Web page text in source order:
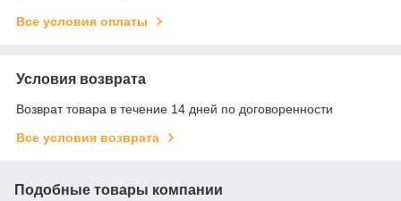
Все условия оплаты
Условия возврата
Возврат товара в течение 14 дней по договоренности
Все условия возврата
Подобные товары компании